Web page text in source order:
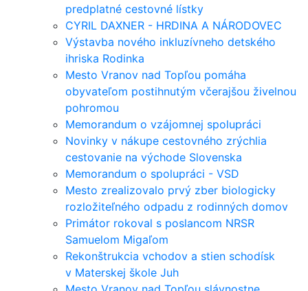
predplatné cestovné lístky
CYRIL DAXNER - HRDINA A NÁRODOVEC
Výstavba nového inkluzívneho detského
ihriska Rodinka
Mesto Vranov nad Topľou pomáha
obyvateľom postihnutým včerajšou živelnou
pohromou
Memorandum o vzájomnej spolupráci
Novinky v nákupe cestovného zrýchlia
cestovanie na východe Slovenska
Memorandum o spolupráci - VSD
Mesto zrealizovalo prvý zber biologicky
rozložiteľného odpadu z rodinných domov
Primátor rokoval s poslancom NRSR
Samuelom Migaľom
Rekonštrukcia vchodov a stien schodísk
v Materskej škole Juh